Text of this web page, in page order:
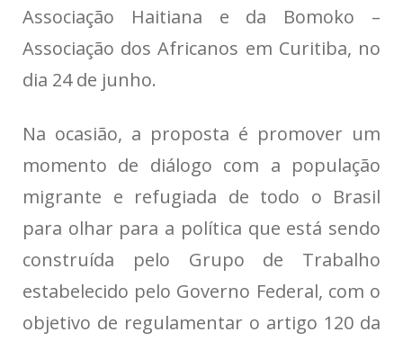
Associação Haitiana e da Bomoko –
Associação dos Africanos em Curitiba, no
dia 24 de junho.
Na ocasião, a proposta é promover um
momento de diálogo com a população
migrante e refugiada de todo o Brasil
para olhar para a política que está sendo
construída pelo Grupo de Trabalho
estabelecido pelo Governo Federal, com o
objetivo de regulamentar o artigo 120 da